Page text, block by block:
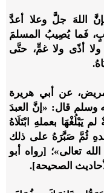
اللهَ جلَّ وعلا أعدَّ
فَما ‌يُصِيبُ ‌المسلمَ
أذًى ولا غمٍّ، حتَّى
عن أبي هريرة
وسلم قال: «إنَّ العبدَ
يَبْلُغْهَا بعملهِ ابْتَلَاهُ
ثُمَّ صَبَّرَهُ على ذلك
تعالى»؛ [رواه أبو
الصحيحة].